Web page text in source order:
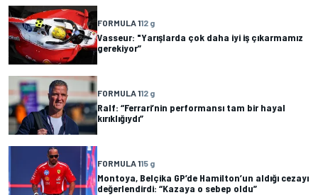
FORMULA 112 g
Vasseur: "Yarışlarda çok daha iyi iş çıkarmamız
gerekiyor”
FORMULA 112 g
Ralf: “Ferrari’nin performansı tam bir hayal
kırıklığıydı”
FORMULA 115 g
Montoya, Belçika GP’de Hamilton’un aldığı cezayı
değerlendirdi: “Kazaya o sebep oldu”